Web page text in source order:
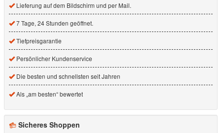
Lieferung auf dem Bildschirm und per Mail.
7 Tage, 24 Stunden geöffnet.
Tiefpreisgarantie
Persönlicher Kundenservice
Die besten und schnellsten seit Jahren
Als „am besten“ bewertet
Sicheres Shoppen